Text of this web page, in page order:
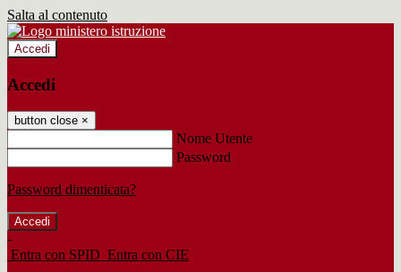
Salta al contenuto
Accedi
Accedi
button close ×
Nome Utente
Password
Password dimenticata?
-
Entra con SPID Entra con CIE